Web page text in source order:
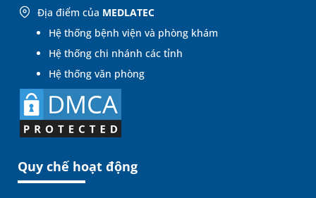
Địa điểm của MEDLATEC
Hệ thống bệnh viện và phòng khám
Hệ thống chi nhánh các tỉnh
Hệ thống văn phòng
Quy chế hoạt động